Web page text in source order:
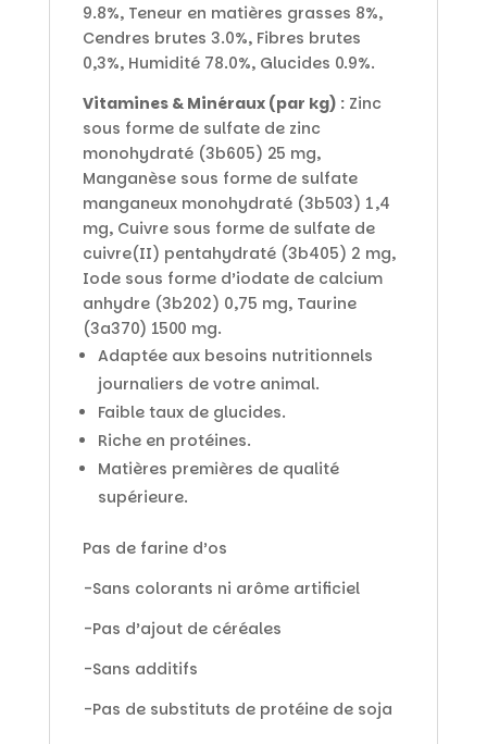
9.8%, Teneur en matières grasses 8%,
Cendres brutes 3.0%, Fibres brutes
0,3%, Humidité 78.0%, Glucides 0.9%.
Vitamines & Minéraux (par kg) :Zinc
sous forme de sulfate de zinc
monohydraté (3b605) 25 mg,
Manganèse sous forme de sulfate
manganeux monohydraté (3b503) 1,4
mg, Cuivre sous forme de sulfate de
cuivre(II) pentahydraté (3b405) 2 mg,
Iode sous forme d’iodate de calcium
anhydre (3b202) 0,75 mg, Taurine
(3a370) 1500 mg.
Adaptée aux besoins nutritionnels
journaliers de votre animal.
Faible taux de glucides.
Riche en protéines.
Matières premières de qualité
supérieure.
Pas de farine d’os
-Sans colorants ni arôme artificiel
-Pas d’ajout de céréales
-Sans additifs
-Pas de substituts de protéine de soja